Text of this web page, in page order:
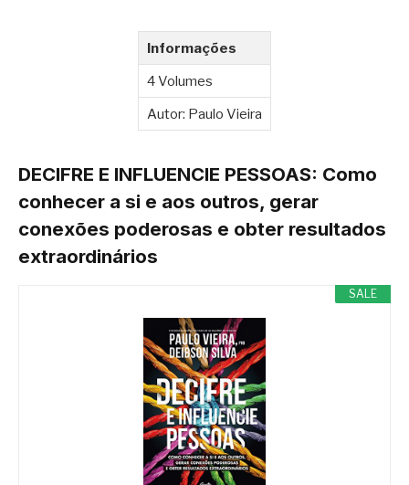
Informações
4 Volumes
Autor: Paulo Vieira
DECIFRE E INFLUENCIE PESSOAS: Como
conhecer a si e aos outros, gerar
conexões poderosas e obter resultados
extraordinários
SALE